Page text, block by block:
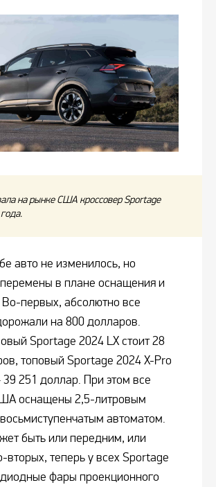
на рынке США кроссовер Sportage
авто не изменилось, но
в плане оснащения и
Во-первых, абсолютно все
на 800 долларов.
Sportage 2024 LX стоит 28
топовый Sportage 2024 X-Pro
251 доллар. При этом все
оснащены 2,5-литровым
автоматом.
быть или передним, или
теперь у всех Sportage
фары проекционного